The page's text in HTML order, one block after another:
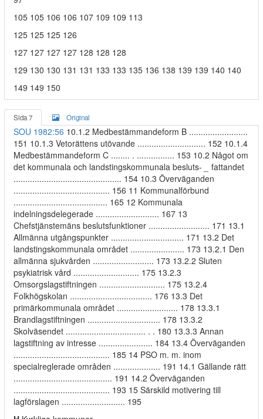
105 105 106 106 107 109 109 113
125 125 125 126
127 127 127 127 128 128 128
129 130 130 131 131 133 133 135 136 138 139 139 140 140
149 149 150
Sida 7 Original
SOU 1982:56 10.1.2 Medbestämmandeform B .........................
151 10.1.3 Vetorättens utövande ............................. 152 10.1.4
Medbestämmandeform C ........ . ................ 153 10.2 Något om
det kommunala och landstingskommunala besluts-
fattandet
.............................................. 154 10.3 Överväganden
......................................... 156 11 Kommunalförbund
........................................ 165 12 Kommunala
indelningsdelegerade ........................... 167 13
Chefstjänstemäns beslutsfunktioner .......................... 171 13.1
Allmänna utgångspunkter ............................... 171 13.2 Det
landstingskommunala området ....................... 173 13.2.1 Den
allmänna sjukvården .......................... 173 13.2.2 Sluten
psykiatrisk vård ............................ 175 13.2.3
Omsorgslagstiftningen ............................ 175 13.2.4
Folkhögskolan ................................... 176 13.3 Det
primärkommunala området .......................... 178 13.3.1
Brandlagstiftningen ............................... 178 13.3.2
Skolväsendet .................................. . . 180 13.3.3 Annan
lagstiftning av intresse ....................... 184 13.4 Överväganden
......................................... 185 14 PSO m. m. inom
specialreglerade områden .................... 191 14.1 Gällande rätt
.......................................... 191 14.2 Överväganden
......................................... 193 15 Särskild motivering till
lagförslagen ........................... 195